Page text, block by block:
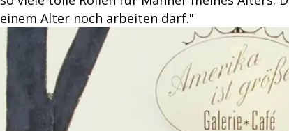
einem Alter noch arbeiten darf."